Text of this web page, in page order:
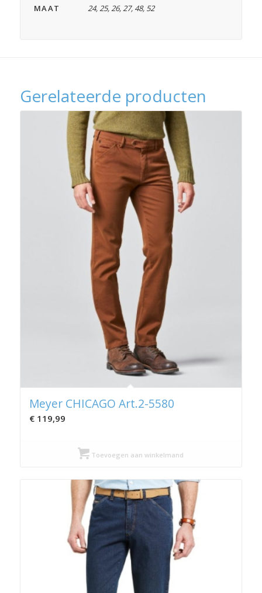
MAAT
24, 25, 26, 27, 48, 52
Gerelateerde producten
Meyer CHICAGO Art.2-5580
€119,99
Toevoegen aan winkelmand